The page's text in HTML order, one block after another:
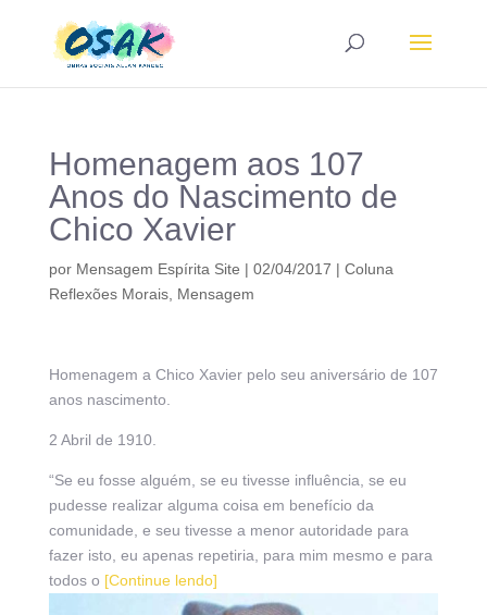
Homenagem aos 107
Anos do Nascimento de
Chico Xavier
por Mensagem Espírita Site | 02/04/2017 | Coluna
Reflexões Morais, Mensagem
Homenagem a Chico Xavier pelo seu aniversário de 107
anos nascimento.
2 Abril de 1910.
“Se eu fosse alguém, se eu tivesse influência, se eu
pudesse realizar alguma coisa em benefício da
comunidade, e seu tivesse a menor autoridade para
fazer isto, eu apenas repetiria, para mim mesmo e para
todos o [Continue lendo]